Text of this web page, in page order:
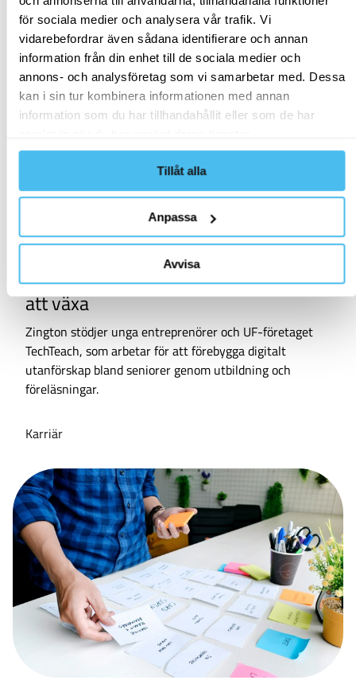
för sociala medier och analysera vår trafik. Vi
vidarebefordrar även sådana identifierare och annan
information från din enhet till de sociala medier och
annons- och analysföretag som vi samarbetar med. Dessa
kan i sin tur kombinera informationen med annan
information som du har tillhandahållit eller som de har
Tillåt alla
Anpassa
Avvisa
NYHET
Vi hjälper framtidens entreprenörer
att växa
Zington stödjer unga entreprenörer och UF-företaget
TechTeach, som arbetar för att förebygga digitalt
utanförskap bland seniorer genom utbildning och
föreläsningar.
Karriär